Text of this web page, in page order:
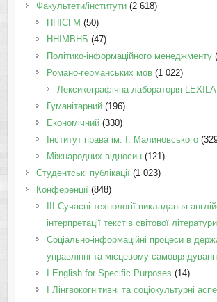
Факультети/інститути(2 618)
ННІСГМ (50)
ННІМВНБ (47)
Політико-інформаційного менеджменту
Романо-германських мов(1 022)
Лексикографічна лабораторія
Гуманітарний(196)
Економічний(330)
Інститут права ім. І. Малиновського
Міжнародних відносин(121)
Студентські публікації(1 023)
Конференції(848)
III Сучасні технології викладання
інтерпретації текстів світової літератури
Соціально-інформаційні процеси в
управлінні та місцевому
І English for Specific Purposes (14)
I Лінгвокогнітивні та соціокультурні